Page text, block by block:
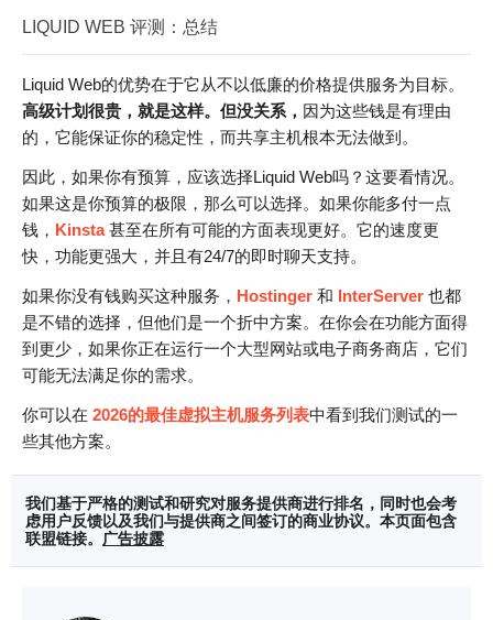
LIQUID WEB 评测：总结
Liquid Web的优势在于它从不以低廉的价格提供服务为目标。
高级计划很贵，就是这样。但没关系， 因为这些钱是有理由
的，它能保证你的稳定性，而共享主机根本无法做到。
因此，如果你有预算，应该选择Liquid Web吗？这要看情况。
如果这是你预算的极限，那么可以选择。如果你能多付一点
钱， Kinsta甚至在所有可能的方面表现更好。它的速度更
快，功能更强大，并且有24/7的即时聊天支持。
如果你没有钱购买这种服务， Hostinger 和 InterServer 也都
是不错的选择，但他们是一个折中方案。在你会在功能方面得
到更少，如果你正在运行一个大型网站或电子商务商店，它们
可能无法满足你的需求。
你可以在 2026的最佳虚拟主机服务列表中看到我们测试的一
些其他方案。
我们基于严格的测试和研究对服务提供商进行排名，同时也会考
虑用户反馈以及我们与提供商之间签订的商业协议。本页面包含
联盟链接。 广告披露